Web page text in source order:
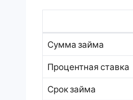
Сумма займа
Процентная ставка
Срок займа